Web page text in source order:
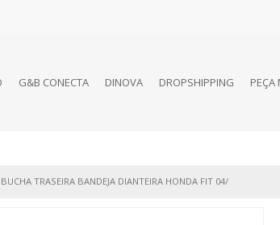
G&B CONECTA DINOVA DROPSHIPPING PEÇA
BUCHA TRASEIRA BANDEJA DIANTEIRA HONDA FIT 04/